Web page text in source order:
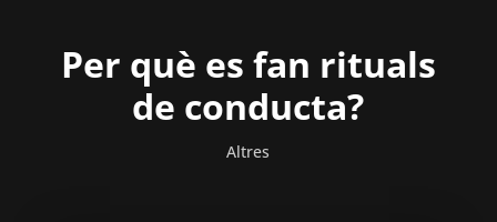
Per què es fan rituals
de conducta?
Altres